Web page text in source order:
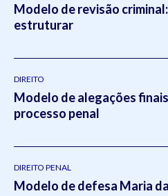
Modelo de revisão
estruturar
DIREITO
Modelo de alegações
processo penal
DIREITO PENAL
Modelo de defesa Maria